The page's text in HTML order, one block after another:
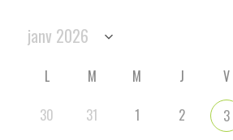
L M M J V
30
31 1 2 3